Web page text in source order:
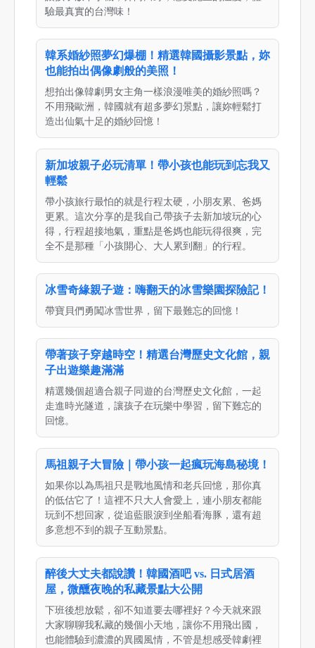
驗最真實的台灣味！
韓系婚紗照夢幻爆棚！精選韓國攝影景點，妳
也能拍出偶像劇般的美照！
想拍出像韓劇男女主角一樣浪漫唯美的婚紗照嗎？
不用飛歐洲，韓國就有超多夢幻景點，讓妳輕鬆打
造出仙氣十足的婚紗回憶！
新加坡親子必玩清單！帶小孩也能玩到忘我又
輕鬆
帶小孩旅行最怕的就是行程太硬，小朋友累、爸媽
更累。這次分享的是我自己帶孩子去新加坡玩的心
得，行程超接地氣，重點是爸媽也能玩得很爽，完
全不是那種「小孩開心、大人累到翻」的行程。
冰雪奇緣親子遊：嗨翻天的冰雪樂園探險記！
帶寶貝們勇闖冰雪世界，留下最難忘的回憶！
帶著孩子穿越時空！精選台灣歷史文化館，親
子出遊樂趣滿滿
精選幾個超適合親子同遊的台灣歷史文化館，一起
走進時光隧道，讓孩子在玩樂中學習，留下難忘的
回憶。
馬祖親子大冒險｜帶小孩一起瘋玩海島秘境！
如果你以為馬祖只是戰地風情和老兵回憶，那你真
的低估它了！這裡不只大人會愛上，連小朋友都能
玩到不想回家，從追藍眼淚到坐船看海豚，還有超
多意想不到的親子互動景點。
醉後大丈夫都說讚！韓國酒吧 vs. 日式居酒
屋，微醺夜晚的私藏景點大公開
下班後想放鬆，卻不知道要去哪裡好？今天就來跟
大家聊聊我私藏的幾個小天地，讓你不用飛出國，
也能體驗到濃濃的異國風情，不管是想感受韓劇裡